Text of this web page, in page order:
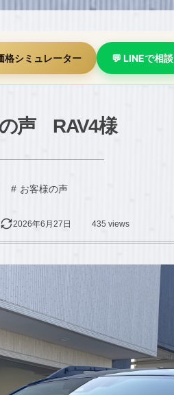
格シミュレーター 💬 LINEで相談
の声 RAV4様
お客様の声
2026年6月27日 435 views